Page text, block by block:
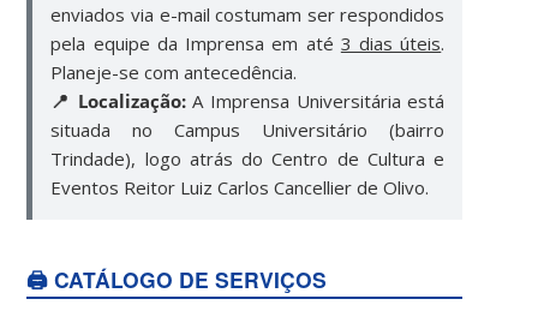
enviados via e-mail costumam ser respondidos
pela equipe da Imprensa em até 3 dias úteis.
Planeje-se com antecedência.
📍 Localização:A Imprensa Universitária está
situada no Campus Universitário (bairro
Trindade), logo atrás do Centro de Cultura e
Eventos Reitor Luiz Carlos Cancellier de Olivo.
🖨️ CATÁLOGO DE SERVIÇOS